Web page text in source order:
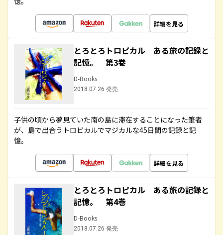
詳細を見る
とろとろトロピカル ある旅の記録と
記憶。 第3巻
D-Books
2018.07.26 発売
子供の頃から夢見ていた南の島に滞在することになった筆者
が、島で出合うトロピカルでマジカルな45日間の記録と記
憶。
詳細を見る
とろとろトロピカル ある旅の記録と
記憶。 第4巻
D-Books
2018.07.26 発売